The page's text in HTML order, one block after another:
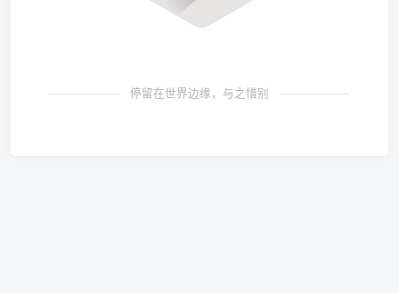
停留在世界边缘，与之惜别